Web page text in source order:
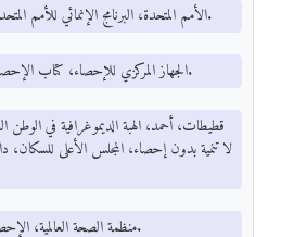
- الأمم المتحدة، البرنامج الإنمائي للأمم المتحدة، تقرير التنمية البشرية 2006م.
- الجهاز المركزي للإحصاء، كتاب الإحصاء السنوي لعام 1999م، صنعاء.
لا تنمية بدون إحصاء، المجلس الأعلى للسكان،
- منظمة الصحة العالمية، الإحصاءات الصحية العالمية، 2009م.